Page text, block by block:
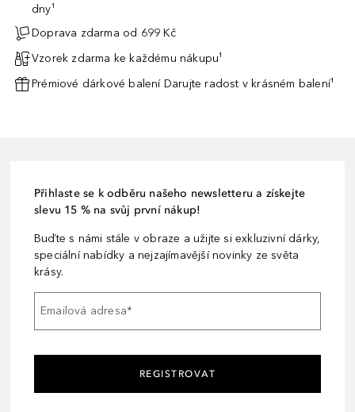
dny¹
Doprava zdarma od 699 Kč
Vzorek zdarma ke každému nákupu¹
Prémiové dárkové balení Darujte radost v krásném balení¹
Přihlaste se k odběru našeho newsletteru a získejte
slevu 15 % na svůj první nákup!
Buďte s námi stále v obraze a užijte si exkluzivní dárky,
speciální nabídky a nejzajímavější novinky ze světa
krásy.
Emailová adresa*
REGISTROVAT